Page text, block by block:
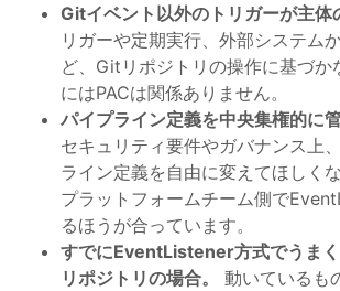
Gitイベント以外のトリガーが主体
リガーや定期実行、外部システム
ど、Gitリポジトリの操作に基づか
にはPACは関係ありません。
パイプライン定義を中央集権的に
セキュリティ要件やガバナンス上
ライン定義を自由に変えてほしく
プラットフォームチーム側で
るほうが合っています。
すでにEventListener方式でうま
リポジトリの場合。
動いているも